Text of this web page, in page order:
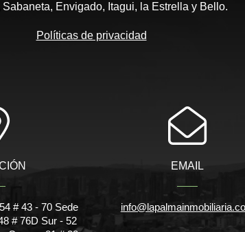
Sabaneta, Envigado, Itagui, la Estrella y Bello.
Políticas de privacidad
# 43 - 70 Sede
# 76D Sur - 52
EMAIL